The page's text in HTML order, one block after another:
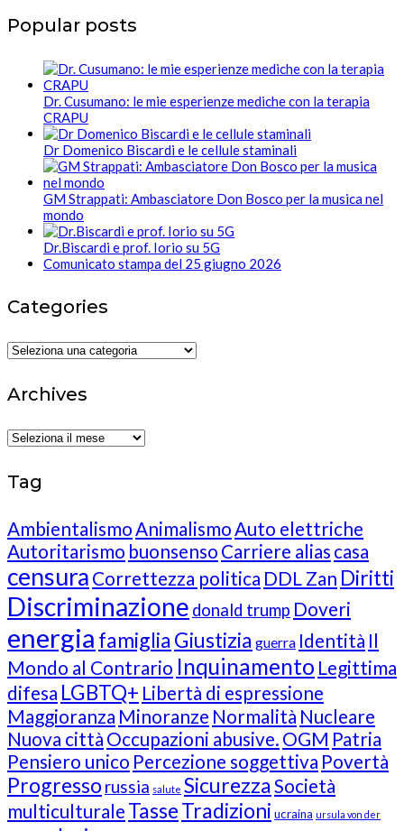
Popular posts
Dr. Cusumano: le mie esperienze mediche con la terapia
CRAPU
Dr Domenico Biscardi e le cellule staminali
GM Strappati: Ambasciatore Don Bosco per la musica nel
mondo
Dr.Biscardi e prof. Iorio su 5G
Comunicato stampa del 25 giugno 2026
Categories
Categories
Archives
Archives
Tag
Ambientalismo Animalismo Auto elettriche
Autoritarismo buonsenso Carriere alias casa
censura Correttezza politica DDL Zan Diritti
Discriminazione donald trump Doveri
energia famigliaGiustizia guerra Identità Il
Mondo al Contrario Inquinamento Legittima
difesa LGBTQ+ Libertà di espressione
Maggioranza Minoranze Normalità Nucleare
Nuova città Occupazioni abusive. OGM Patria
Pensiero unico Percezione soggettiva Povertà
Progresso russia salute SicurezzaSocietà
multiculturale TasseTradizioni ucraina ursula von der